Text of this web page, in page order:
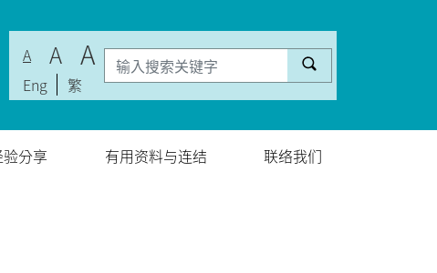
A A A
Eng 繁
分享 有用资料与连结 联络我们